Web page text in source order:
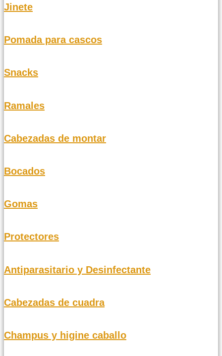
Jinete
Pomada para cascos
Snacks
Ramales
Cabezadas de montar
Bocados
Gomas
Protectores
Antiparasitario y Desinfectante
Cabezadas de cuadra
Champus y higine caballo